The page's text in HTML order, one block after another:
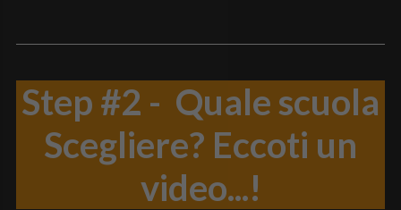
Step #2 - Quale scuola
Scegliere? Eccoti un
video...!